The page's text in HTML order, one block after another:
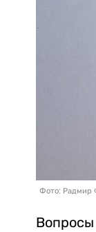
Фото: Радмир